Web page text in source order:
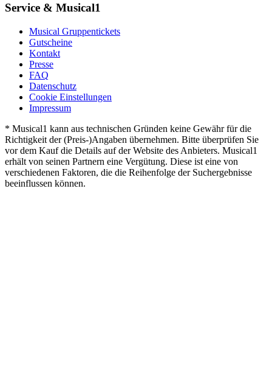
Service & Musical1
Musical Gruppentickets
Gutscheine
Kontakt
Presse
FAQ
Datenschutz
Cookie Einstellungen
Impressum
* Musical1 kann aus technischen Gründen keine Gewähr für die
Richtigkeit der (Preis-)Angaben übernehmen. Bitte überprüfen Sie
vor dem Kauf die Details auf der Website des Anbieters. Musical1
erhält von seinen Partnern eine Vergütung. Diese ist eine von
verschiedenen Faktoren, die die Reihenfolge der Suchergebnisse
beeinflussen können.